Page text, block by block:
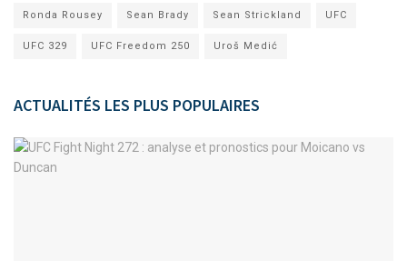
Ronda Rousey Sean Brady Sean Strickland UFC
UFC 329 UFC Freedom 250 Uroš Medić
ACTUALITÉS LES PLUS POPULAIRES